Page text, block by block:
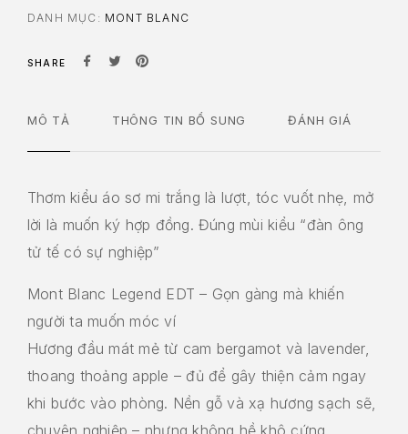
DANH MỤC: MONT BLANC
SHARE
MÔ TẢ THÔNG TIN BỔ SUNG ĐÁNH GIÁ
Thơm kiểu áo sơ mi trắng là lượt, tóc vuốt nhẹ, mở
lời là muốn ký hợp đồng. Đúng mùi kiểu “đàn ông
tử tế có sự nghiệp”
Mont Blanc Legend EDT – Gọn gàng mà khiến
người ta muốn móc ví
Hương đầu mát mẻ từ cam bergamot và lavender,
thoang thoảng apple – đủ để gây thiện cảm ngay
khi bước vào phòng. Nền gỗ và xạ hương sạch sẽ,
chuyên nghiệp – nhưng không hề khô cứng.